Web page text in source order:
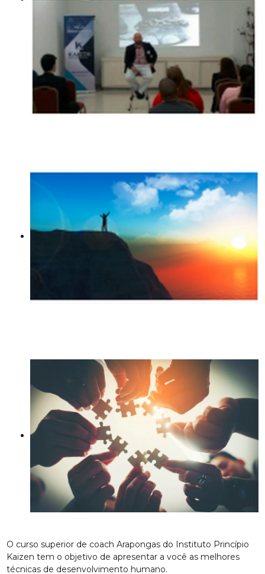
O curso superior de coach Arapongas do Instituto Princípio
Kaizen tem o objetivo de apresentar a você as melhores
técnicas de desenvolvimento humano.